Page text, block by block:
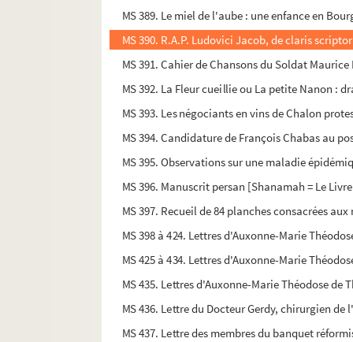
MS 389. Le miel de l'aube : une enfance en
MS 390. R.A.P. Ludovici Jacob, de claris
MS 391. Cahier de Chansons du Soldat
MS 392. La Fleur cueillie ou La petite Nanon :
MS 393. Les négociants en vins de Chalon
MS 394. Candidature de François Chabas au
MS 395. Observations sur une maladie
MS 396. Manuscrit persan [Shanamah = Le
MS 397. Recueil de 84 planches consacrées
MS 398 à 424. Lettres d'Auxonne-Marie
MS 425 à 434. Lettres d'Auxonne-Marie
MS 435. Lettres d'Auxonne-Marie Théodose de
MS 436. Lettre du Docteur Gerdy, chirurgien
MS 437. Lettre des membres du banquet